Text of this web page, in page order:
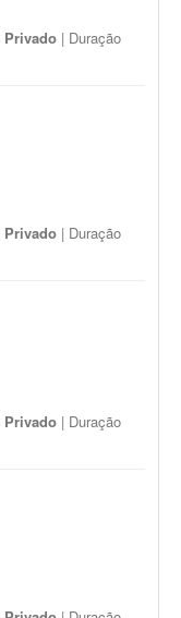
Privado | Duração
Privado | Duração
Privado | Duração